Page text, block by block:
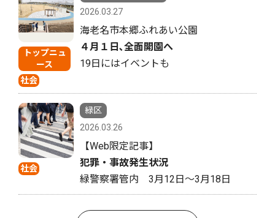
トップニュ
ース
社会
2026.03.27
海老名市本郷ふれあい公園
４月１日､全面開園へ
19日にはイベントも
社会
緑区
2026.03.26
【Web限定記事】
犯罪・事故発生状況
緑警察署管内 3月12日〜3月18日